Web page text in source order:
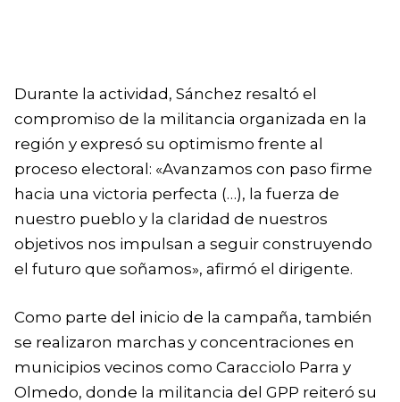
Durante la actividad, Sánchez resaltó el
compromiso de la militancia organizada en la
región y expresó su optimismo frente al
proceso electoral: «Avanzamos con paso firme
hacia una victoria perfecta (…), la fuerza de
nuestro pueblo y la claridad de nuestros
objetivos nos impulsan a seguir construyendo
el futuro que soñamos», afirmó el dirigente.
Como parte del inicio de la campaña, también
se realizaron marchas y concentraciones en
municipios vecinos como Caracciolo Parra y
Olmedo, donde la militancia del GPP reiteró su